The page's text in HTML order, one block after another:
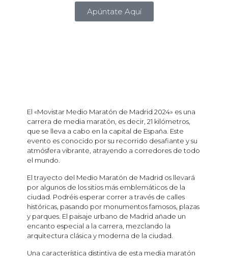
Apúntate Aquí
El «Movistar Medio Maratón de Madrid 2024» es una
carrera de media maratón, es decir, 21 kilómetros,
que se lleva a cabo en la capital de España. Este
evento es conocido por su recorrido desafiante y su
atmósfera vibrante, atrayendo a corredores de todo
el mundo.
El trayecto del Medio Maratón de Madrid os llevará
por algunos de los sitios más emblemáticos de la
ciudad. Podréis esperar correr a través de calles
históricas, pasando por monumentos famosos, plazas
y parques. El paisaje urbano de Madrid añade un
encanto especial a la carrera, mezclando la
arquitectura clásica y moderna de la ciudad.
Una característica distintiva de esta media maratón